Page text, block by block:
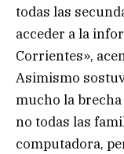
todas las
acceder a la
Corrientes»,
Asimismo
mucho la
no todas las
computadora,